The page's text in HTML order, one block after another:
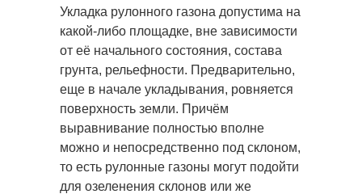
Укладка рулонного газона допустима на
какой-либо площадке, вне зависимости
от её начального состояния, состава
грунта, рельефности. Предварительно,
еще в начале укладывания, ровняется
поверхность земли. Причём
выравнивание полностью вполне
можно и непосредственно под склоном,
то есть рулонные газоны могут подойти
для озеленения склонов или же